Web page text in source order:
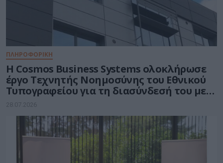
ΠΛΗΡΟΦΟΡΙΚΗ
Η Cosmos Business Systems ολοκλήρωσε
έργο Τεχνητής Νοημοσύνης του Εθνικού
Τυπογραφείου για τη διασύνδεσή του με
δημόσιους φορείς
28.07.2026